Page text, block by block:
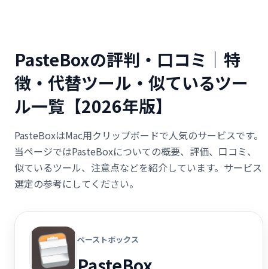
PasteBoxの評判・口コミ｜特
徴・代替ツール・似ているツー
ル一覧【2026年版】
PasteBoxはMac用クリップボードで人気のサービスです。
当ページではPasteBoxについての概要、評価、口コミ、
似ているツール、注意点などを紹介しています。サービス
選定の参考にしてください。
ペーストボックス